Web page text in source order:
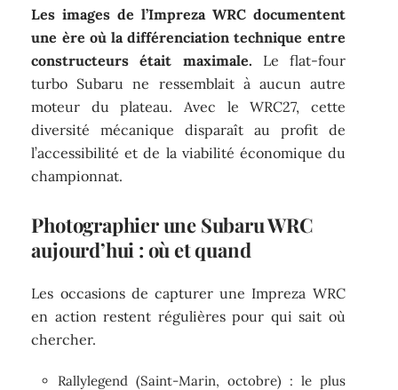
Les images de l’Impreza WRC documentent
une ère où la différenciation technique entre
constructeurs était maximale. Le flat-four
turbo Subaru ne ressemblait à aucun autre
moteur du plateau. Avec le WRC27, cette
diversité mécanique disparaît au profit de
l’accessibilité et de la viabilité économique du
championnat.
Photographier une Subaru WRC
aujourd’hui : où et quand
Les occasions de capturer une Impreza WRC
en action restent régulières pour qui sait où
chercher.
Rallylegend (Saint-Marin, octobre) : le plus